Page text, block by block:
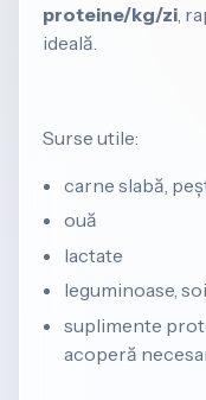
proteine/kg/zi ,
ideală.
Surse utile:
carne slabă,
ouă
lactate
leguminoase,
suplimente
acoperă